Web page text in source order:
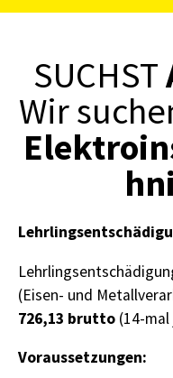
SUCHST
Wir
(Eisen- und
726,13 brutto (14-
Voraussetzungen: